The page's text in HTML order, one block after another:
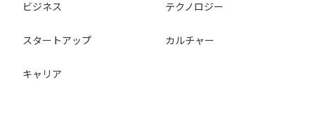
ビジネス テクノロジー
スタートアップ カルチャー
キャリア